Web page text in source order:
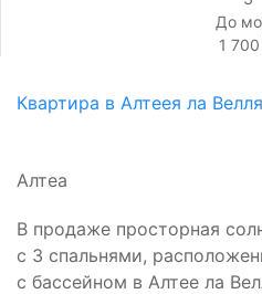
До
1
Квартира в Алтеея ла Велля
Алтеа
В продаже просторная
с 3 спальнями,
с бассейном в Алтее ла